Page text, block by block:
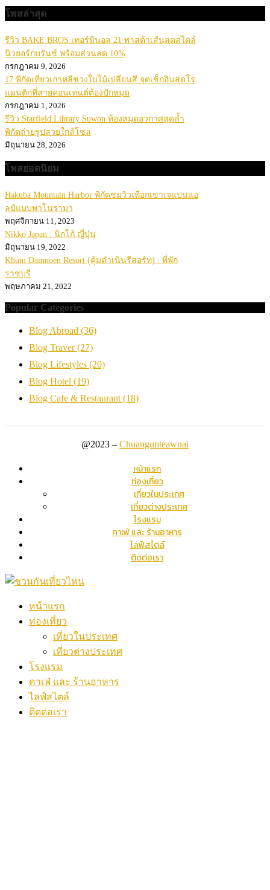
โพสล่าสุด
รีวิว BAKE BROS เทอร์มินอล 21 พาสต้าเส้นสดสไตล์
นิวยอร์กบรันช์ พร้อมส่วนลด 10%
กรกฎาคม 9, 2026
17 พิกัดเที่ยวเกาหลีช่วงใบไม้เปลี่ยนสี จุดเช็กอินสุดโร
แมนติกที่สายคอนเทนต์ต้องปักหมุด
กรกฎาคม 1, 2026
รีวิว Starfield Library Suwon ห้องสมุดอวกาศสุดล้ำ
พิกัดถ่ายรูปสวยใกล้โซล
มิถุนายน 28, 2026
โพสยอดนิยม
Hakuba Mountain Harbor พิกัดชมวิวเทือกเขาเจแปนแอ
ลป์แบบพาโนรามา
พฤศจิกายน 11, 2023
Nikko Japan : นิกโก้ ญี่ปุ่น
มิถุนายน 19, 2022
Khum Damnoen Resort (คุ้มดำเนินรีสอร์ท) : ที่พัก
ราชบุรี
พฤษภาคม 21, 2022
Popular Categories
Blog Abroad (36)
Blog Traver(27)
Blog Lifestyles (20)
Blog Hotel (19)
Blog Cafe & Restaurant (18)
@2023 – Chuangunteawnai
หน้าแรก
ท่องเที่ยว
เที่ยวในประเทศ
เที่ยวต่างประเทศ
โรงแรม
คาเฟ่ และ ร้านอาหาร
ไลฟ์สไตล์
ติดต่อเรา
หน้าแรก
ท่องเที่ยว
เที่ยวในประเทศ
เที่ยวต่างประเทศ
โรงแรม
คาเฟ่ และ ร้านอาหาร
ไลฟ์สไตล์
ติดต่อเรา